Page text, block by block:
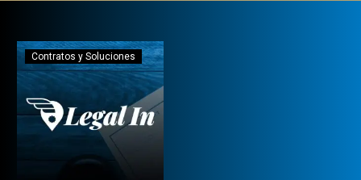
Contratos y Soluciones